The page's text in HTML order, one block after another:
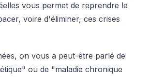
vous permet de reprendre le
voire d'éliminer, ces crises
on vous a peut-être parlé de
ou de "maladie chronique